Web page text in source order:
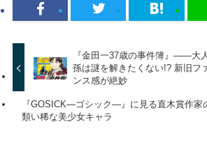
『金田一37歳の事件簿』――大
孫は謎を解きたくない!? 新旧フ
ンス感が絶妙
『GOSICK―ゴシック―』に見る直木賞作家
類い稀な美少女キャラ